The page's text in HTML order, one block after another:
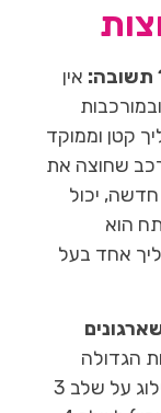
תשובה: אין
קטן וממוקד
שחוצה את
כל הארגון, כמו הטמעת מערכת ERP חדשה, יכול
הוא
אחד בעל
הגדולה
ביותר היא דילוג על שלבים. בעיקר, דילוג על שלב 3